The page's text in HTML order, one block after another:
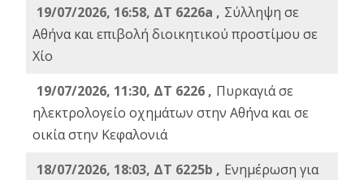
19/07/2026, 16:58, ΔΤ 6226a , Σύλληψη σε
Αθήνα και επιβολή διοικητικού προστίμου σε
Χίο
19/07/2026, 11:30, ΔΤ 6226 , Πυρκαγιά σε
ηλεκτρολογείο οχημάτων στην Αθήνα και σε
οικία στην Κεφαλονιά
18/07/2026, 18:03, ΔΤ 6225b , Ενημέρωση για